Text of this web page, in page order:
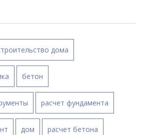
дома
бетон
расчет фундамента
дом расчет бетона